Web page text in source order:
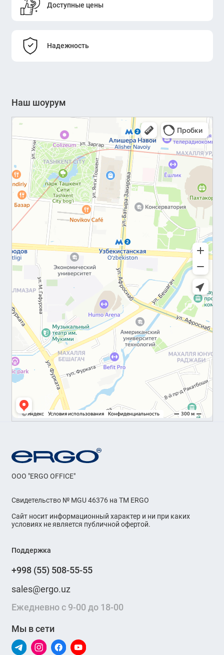
Доступные цены
Надежность
Наш шоурум
OOO "ERGO OFFICE"
Свидетельство № MGU 46376 на ТМ ERGO
Сайт носит информационный характер и ни при каких
условиях не является публичной офертой.
Поддержка
+998 (55) 508-55-55
sales@ergo.uz
Ежедневно с 9-00 до 18-00
Мы в сети